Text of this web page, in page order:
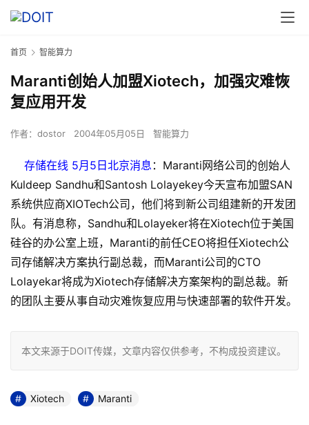
首页 智能算力
Maranti创始人加盟Xiotech，加强灾难恢
复应用开发
作者： dostor 2004年05月05日 智能算力
存储在线 5月5日北京消息 ：Maranti网络公司的创始人
Kuldeep Sandhu和Santosh Lolayekey今天宣布加盟SAN
系统供应商XIOTech公司，他们将到新公司组建新的开发团
队。有消息称，Sandhu和Lolayeker将在Xiotech位于美国
硅谷的办公室上班，Maranti的前任CEO将担任Xiotech公
司存储解决方案执行副总裁，而Maranti公司的CTO
Lolayekar将成为Xiotech存储解决方案架构的副总裁。新
的团队主要从事自动灾难恢复应用与快速部署的软件开发。
本文来源于DOIT传媒，文章内容仅供参考，不构成投资建议。
Xiotech Maranti